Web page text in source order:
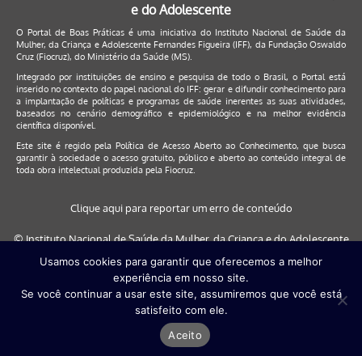
e do Adolescente
O Portal de Boas Práticas é uma iniciativa do Instituto Nacional de Saúde da
Mulher, da Criança e Adolescente Fernandes Figueira (IFF), da Fundação Oswaldo
Cruz (Fiocruz), do Ministério da Saúde (MS).
Integrado por instituições de ensino e pesquisa de todo o Brasil, o Portal está
inserido no contexto do papel nacional do IFF: gerar e difundir conhecimento para
a implantação de políticas e programas de saúde inerentes as suas atividades,
baseados no cenário demográfico e epidemiológico e na melhor evidência
científica disponível.
Este site é regido pela Política de Acesso Aberto ao Conhecimento, que busca
garantir à sociedade o acesso gratuito, público e aberto ao conteúdo integral de
toda obra intelectual produzida pela Fiocruz.
Clique aqui para reportar um erro de conteúdo
© Instituto Nacional de Saúde da Mulher, da Criança e do Adolescente
Este site será melhor visualizado nos navegadores: Google Chrome (a
partir da versão 30) | Internet Explorer (a partir da versão 9) | FireFox (
a partir da versão 29)
Desenvolvido porQuattri Design
Usamos cookies para garantir que oferecemos a melhor
experiência em nosso site.
Se você continuar a usar este site, assumiremos que você está
satisfeito com ele.
Aceito